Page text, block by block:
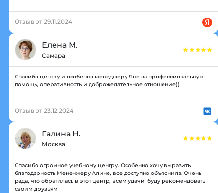
Отзыв от 29.11.2024
Елена М.
Самара
Спасибо центру и особенно менеджеру Яне за профессиональную
помощь, оперативность и доброжелательное отношение))
Отзыв от 23.12.2024
Галина Н.
Москва
Спасибо огромное учебному центру. Особенно хочу выразить
благодарность Мененжеру Алине, все доступно объяснила. Очень
рада, что обратилась в этот центр, всем удачи, буду рекомендовать
своим друзьям